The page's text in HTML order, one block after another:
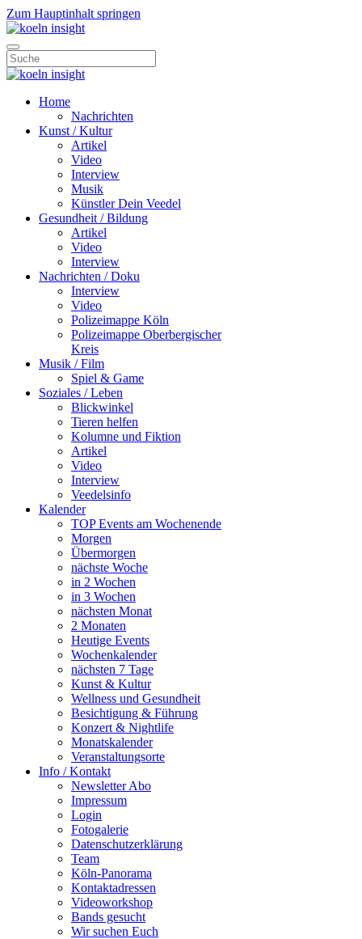
Zum Hauptinhalt springen
Home
Nachrichten
Kunst / Kultur
Artikel
Video
Interview
Musik
Künstler Dein Veedel
Gesundheit / Bildung
Artikel
Video
Interview
Nachrichten / Doku
Interview
Video
Polizeimappe Köln
Polizeimappe Oberbergischer
Kreis
Musik / Film
Spiel & Game
Soziales / Leben
Blickwinkel
Tieren helfen
Kolumne und Fiktion
Artikel
Video
Interview
Veedelsinfo
Kalender
TOP Events am Wochenende
Morgen
Übermorgen
nächste Woche
in 2 Wochen
in 3 Wochen
nächsten Monat
2 Monaten
Heutige Events
Wochenkalender
nächsten 7 Tage
Kunst & Kultur
Wellness und Gesundheit
Besichtigung & Führung
Konzert & Nightlife
Monatskalender
Veranstaltungsorte
Info / Kontakt
Newsletter Abo
Impressum
Login
Fotogalerie
Datenschutzerklärung
Team
Köln-Panorama
Kontaktadressen
Videoworkshop
Bands gesucht
Wir suchen Euch